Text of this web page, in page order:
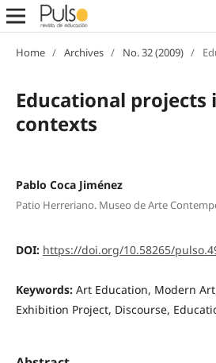
Home / Archives / No. 32 (2009) /
Educational
contexts
Pablo Coca Jiménez
Patio Herreriano. Museo de Arte
DOI: https://doi.org/10.58265/
Keywords: Art Education, Modern
Exhibition Project, Discourse,